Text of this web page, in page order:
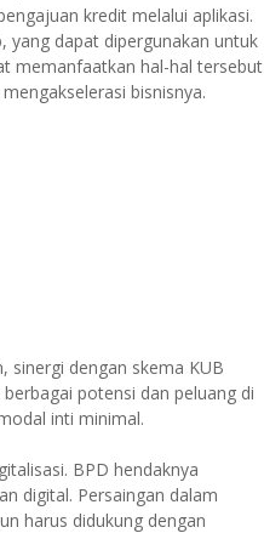
kredit melalui aplikasi.
yang dapat dipergunakan untuk
memanfaatkan hal-hal tersebut
bisnisnya.
sinergi dengan skema KUB
potensi dan peluang di
inti minimal.
BPD hendaknya
digital. Persaingan dalam
harus didukung dengan